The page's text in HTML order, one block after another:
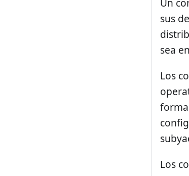
Un
sus
sea
Los
Los